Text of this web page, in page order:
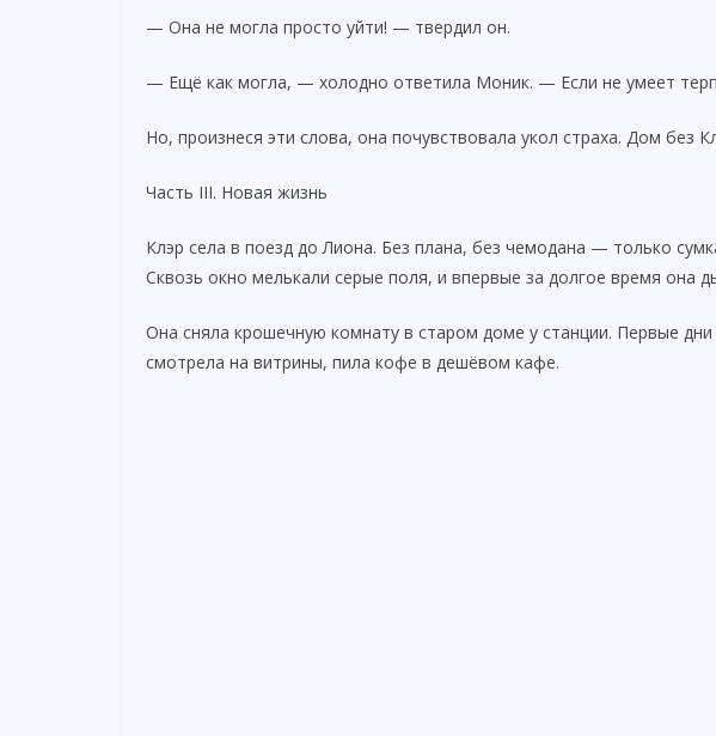
— Она не могла просто уйти! — твердил он.
— Ещё как могла, — холодно ответила Моник. — Если не умеет
Но, произнеся эти слова, она почувствовала укол страха. Дом без
Часть III. Новая жизнь
Клэр села в поезд до Лиона. Без плана, без чемодана — только
Сквозь окно мелькали серые поля, и впервые за долгое время она
Она сняла крошечную комнату в старом доме у станции. Первые
смотрела на витрины, пила кофе в дешёвом кафе.